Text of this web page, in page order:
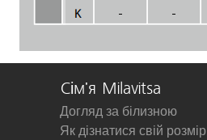
Сім'я Milavitsa
Догляд за білизною
Як дізнатися свій розмір